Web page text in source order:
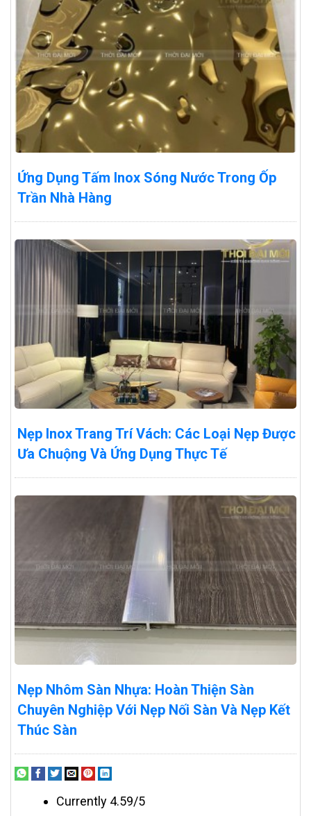
Ứng Dụng Tấm Inox Sóng Nước Trong Ốp
Trần Nhà Hàng
Nẹp Inox Trang Trí Vách: Các Loại Nẹp Được
Ưa Chuộng Và Ứng Dụng Thực Tế
Nẹp Nhôm Sàn Nhựa: Hoàn Thiện Sàn
Chuyên Nghiệp Với Nẹp Nối Sàn Và Nẹp Kết
Thúc Sàn
Currently 4.59/5